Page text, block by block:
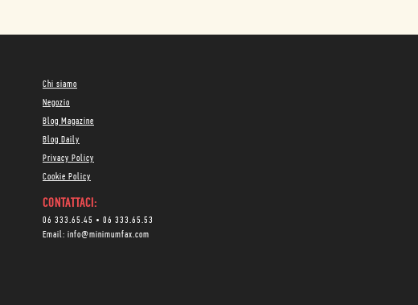
Chi siamo
Negozio
Blog Magazine
Blog Daily
Privacy Policy
Cookie Policy
CONTATTACI:
06 333.65.45 • 06 333.65.53
Email: info@minimumfax.com